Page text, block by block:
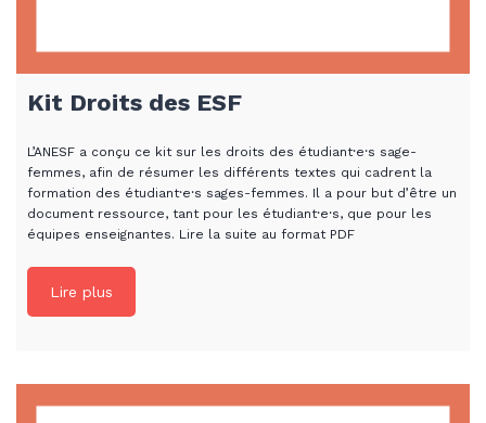
Kit Droits des ESF
L’ANESF a conçu ce kit sur les droits des étudiant⸱e⸱s sage-
femmes, afin de résumer les différents textes qui cadrent la
formation des étudiant⸱e⸱s sages-femmes. Il a pour but d’être un
document ressource, tant pour les étudiant⸱e⸱s, que pour les
équipes enseignantes. Lire la suite au format PDF
Lire plus